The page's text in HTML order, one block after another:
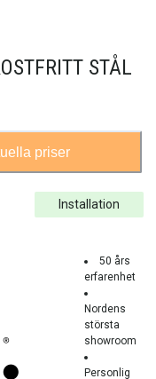
STÅL
priser
Installation
50 års
erfarenhet
Nordens
största
showroom
Personlig